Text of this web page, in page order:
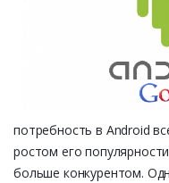
потребность в Android
ростом его
больше конкурентом.